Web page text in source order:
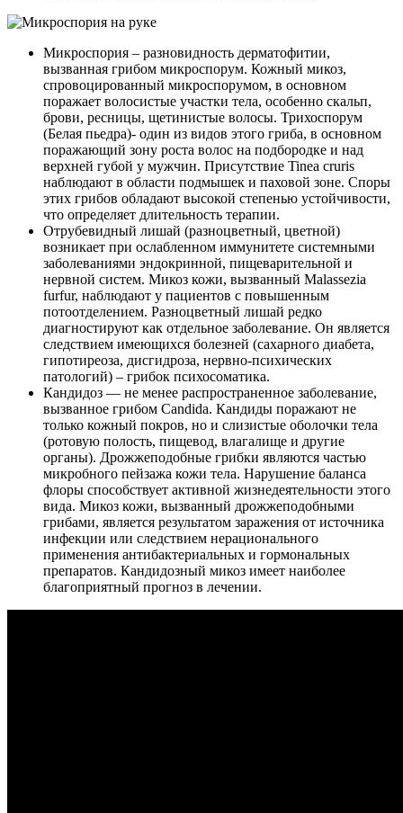
Микроспория – разновидность дерматофитии,
вызванная грибом микроспорум. Кожный микоз,
спровоцированный микроспорумом, в основном
поражает волосистые участки тела, особенно скальп,
брови, ресницы, щетинистые волосы. Трихоспорум
(Белая пьедра)- один из видов этого гриба, в основном
поражающий зону роста волос на подбородке и над
верхней губой у мужчин. Присутствие Tinea cruris
наблюдают в области подмышек и паховой зоне. Споры
этих грибов обладают высокой степенью устойчивости,
что определяет длительность терапии.
Отрубевидный лишай (разноцветный, цветной)
возникает при ослабленном иммунитете системными
заболеваниями эндокринной, пищеварительной и
нервной систем. Микоз кожи, вызванный Malassezia
furfur, наблюдают у пациентов с повышенным
потоотделением. Разноцветный лишай редко
диагностируют как отдельное заболевание. Он является
следствием имеющихся болезней (сахарного диабета,
гипотиреоза, дисгидроза, нервно-психических
патологий) – грибок психосоматика.
Кандидоз — не менее распространенное заболевание,
вызванное грибом Candida. Кандиды поражают не
только кожный покров, но и слизистые оболочки тела
(ротовую полость, пищевод, влагалище и другие
органы). Дрожжеподобные грибки являются частью
микробного пейзажа кожи тела. Нарушение баланса
флоры способствует активной жизнедеятельности этого
вида. Микоз кожи, вызванный дрожжеподобными
грибами, является результатом заражения от источника
инфекции или следствием нерационального
применения антибактериальных и гормональных
препаратов. Кандидозный микоз имеет наиболее
благоприятный прогноз в лечении.